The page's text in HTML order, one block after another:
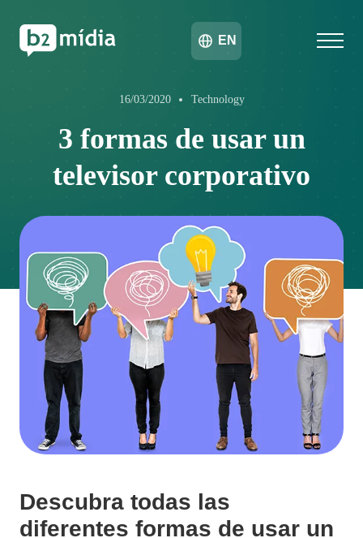
EN
16/03/2020 Technology
3 formas de usar un
televisor corporativo
Descubra todas las
diferentes formas de usar un